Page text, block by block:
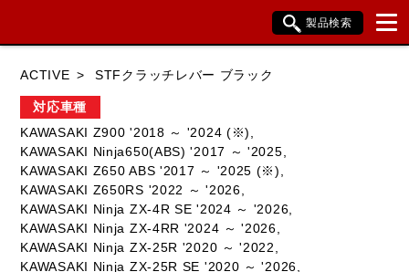
製品検索
HONDA YAMAHA SUZUKI
KAWASAKI BMW DUCATI
HARLEY DAVIDSON KTM
ACTIVE STFクラッチレバー ブラック
対応車種
KAWASAKI Z900 '2018 ～ '2024 (※),
KAWASAKI Ninja650(ABS) '2017 ～ '2025,
KAWASAKI Z650 ABS '2017 ～ '2025 (※),
KAWASAKI Z650RS '2022 ～ '2026,
KAWASAKI Ninja ZX-4R SE '2024 ～ '2026,
KAWASAKI Ninja ZX-4RR '2024 ～ '2026,
KAWASAKI Ninja ZX-25R '2020 ～ '2022,
KAWASAKI Ninja ZX-25R SE '2020 ～ '2026,